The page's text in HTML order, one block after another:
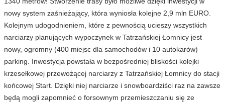
nowy system zaśnieżający, która wyniosła kolejne 2,9 mln EURO.
Kolejnym udogodnieniem, które z pewnością ucieszy wszystkich
narciarzy planujących wypoczynek w Tatrzańskiej Łomnicy jest
nowy, ogromny (400 miejsc dla samochodów i 10 autokarów)
parking. Inwestycja powstała w bezpośredniej bliskości kolejki
krzesełkowej przewożącej narciarzy z Tatrzańskiej Łomnicy do stacji
końcowej Start. Dzięki niej narciarze i snowboardziści raz na zawsze
będą mogli zapomnieć o forsownym przemieszczaniu się ze